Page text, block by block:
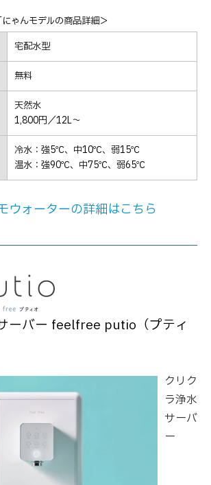
ゃんモデルの商品詳細＞
宅配水型
無料
天然水
1,800円／12L～
冷水：強5℃、中10℃、弱15℃
温水：強90℃、中75℃、弱65℃
ウォーターの詳細はこちら
ーバー feelfree putio（プティ
クリク
ラ浄水
サーバ
ー